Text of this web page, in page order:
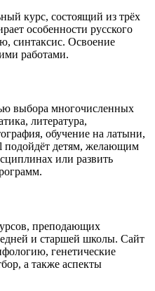
курс, состоящий из трёх
особенности русского
синтаксис. Освоение
работами.
выбора многочисленных
литература,
обучение на латыни,
подойдёт детям, желающим
или развить
преподающих
и старшей школы. Сайт
генетические
а также аспекты